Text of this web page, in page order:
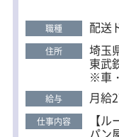
め 深夜帯の配送
で運転できるため
です。 ・配送先
ンほぼなし ・固
慣れてくると早め
送は疲れた…」と
す。 ■一生モノの資格を手に入れよう 資格取得は全
職種 配送
住所 埼玉
東武
※車
給与 月給
仕事内容 【ル
パン